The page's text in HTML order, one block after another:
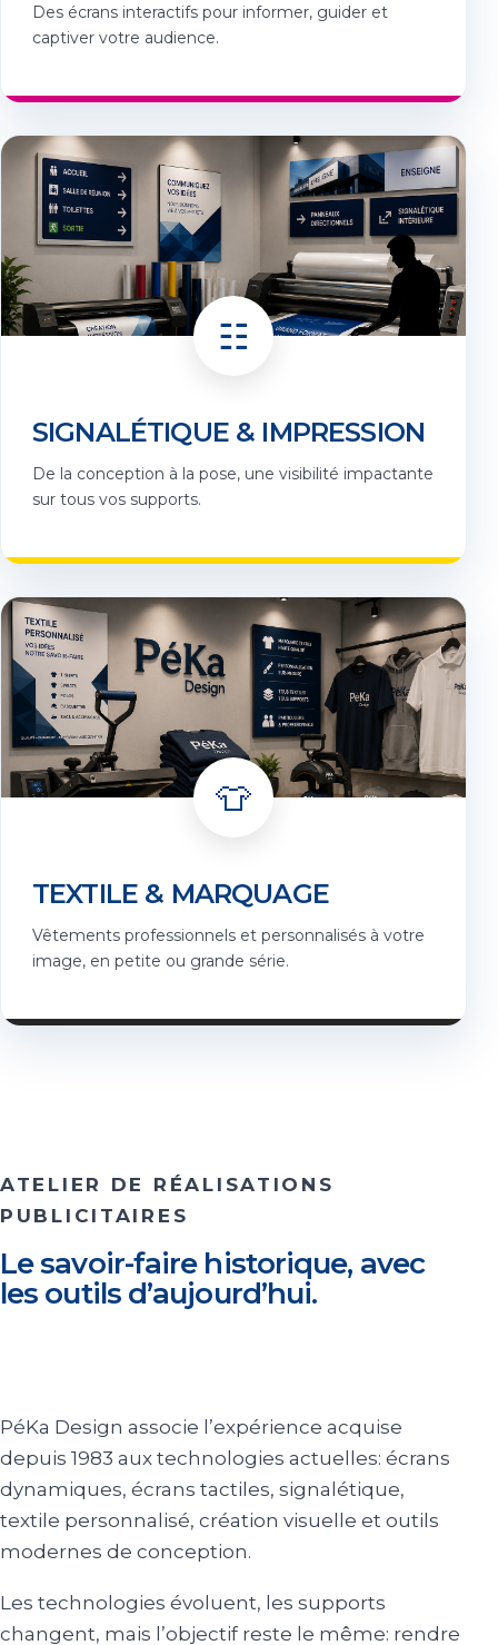
Des écrans interactifs pour informer, guider et
captiver votre audience.
☷
SIGNALÉTIQUE & IMPRESSION
De la conception à la pose, une visibilité impactante
sur tous vos supports.
👕
TEXTILE & MARQUAGE
Vêtements professionnels et personnalisés à votre
image, en petite ou grande série.
ATELIER DE RÉALISATIONS
PUBLICITAIRES
Le savoir-faire historique, avec
les outils d’aujourd’hui.
PéKa Design associe l’expérience acquise
depuis 1983 aux technologies actuelles: écrans
dynamiques, écrans tactiles, signalétique,
textile personnalisé, création visuelle et outils
modernes de conception.
Les technologies évoluent, les supports
changent, mais l’objectif reste le même: rendre